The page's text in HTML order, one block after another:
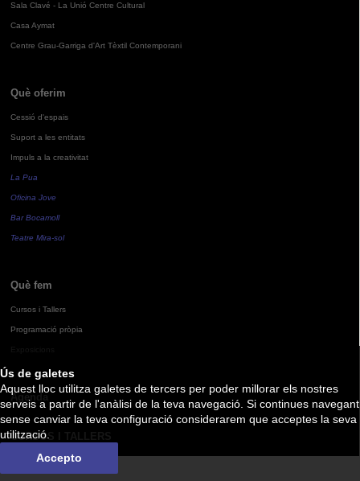
Ús de galetes
Aquest lloc utilitza galetes de tercers per poder millorar els nostres
serveis a partir de l'anàlisi de la teva navegació. Si continues navegant
sense canviar la teva configuració considerarem que acceptes la seva
utilització.
Accepto
Sala Clavé - La Unió Centre Cultural
Casa Aymat
Centre Grau-Garriga d'Art Tèxtil Contemporani
Què oferim
Cessió d'espais
Suport a les entitats
Impuls a la creativitat
La Pua
Oficina Jove
Bar Bocamoll
Teatre Mira-sol
Què fem
Cursos i Tallers
Programació pròpia
Agenda
CURSOS I TALLERS